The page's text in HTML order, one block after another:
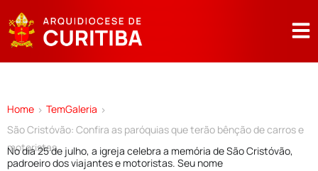
Home > TemGaleria >
São Cristóvão: Confira as paróquias que terão bênção de carros e
motoristas
No dia 25 de julho, a igreja celebra a memória de São Cristóvão,
padroeiro dos viajantes e motoristas. Seu nome